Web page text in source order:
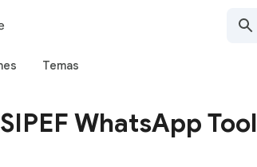
Temas
SIPEF WhatsApp Tool